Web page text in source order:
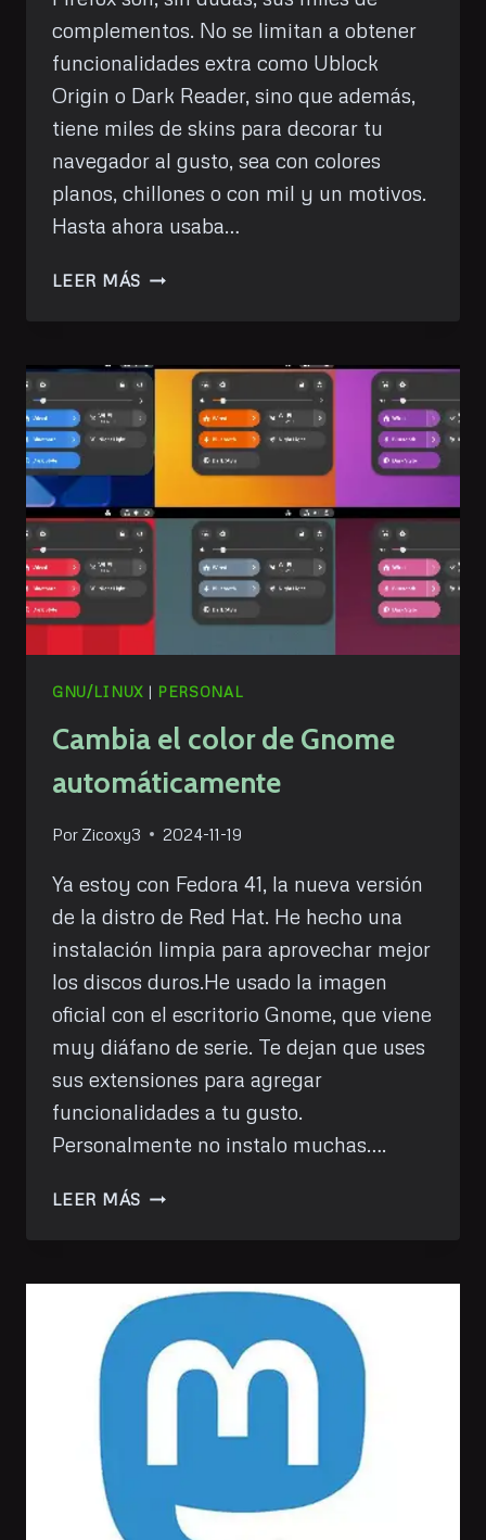
complementos. No se limitan a obtener
funcionalidades extra como Ublock
Origin o Dark Reader, sino que además,
tiene miles de skins para decorar tu
navegador al gusto, sea con colores
planos, chillones o con mil y un motivos.
Hasta ahora usaba…
LEER MÁS CAMBIA
FIREFOX
SEGÚN
LA
PÁGINA
VISITES.
GNU/LINUX | PERSONAL
Cambia el color de Gnome
automáticamente
Por Zicoxy3 2024-11-19
Ya estoy con Fedora 41, la nueva versión
de la distro de Red Hat. He hecho una
instalación limpia para aprovechar mejor
los discos duros.He usado la imagen
oficial con el escritorio Gnome, que viene
muy diáfano de serie. Te dejan que uses
sus extensiones para agregar
funcionalidades a tu gusto.
Personalmente no instalo muchas….
LEER MÁS CAMBIA
GNOME